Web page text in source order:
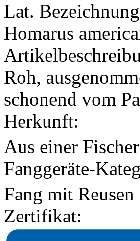
Lat.
Homarus
Roh,
schonend vom
Herkunft:
Aus einer
Fanggeräte-
Fang mit
Zertifikat: